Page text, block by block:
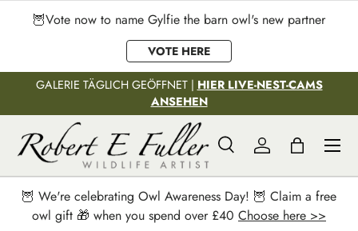
Direkt zum Inhalt
🦉Vote now to name Gylfie the barn owl's new partner
VOTE HERE
GALERIE TÄGLICH GEÖFFNET | HIER LIVE-NEST-CAMS
ANSEHEN
Suchen
Suchen
SucheEinloggen
Menü
🦉 We're celebrating Owl Awareness Day! 🦉 Claim a free
owl gift 🎁 when you spend over £40 Choose here >>